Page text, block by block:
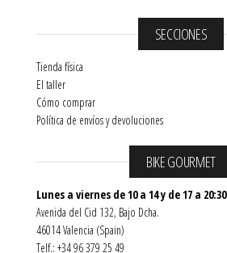
SECCIONES
Tienda física
El taller
Cómo comprar
Política de envíos y devoluciones
BIKE GOURMET
Lunes a viernes de 10 a 14 y de 17 a 20:30
Avenida del Cid 132, Bajo Dcha.
46014 Valencia (Spain)
Telf.: +34 96 379 25 49